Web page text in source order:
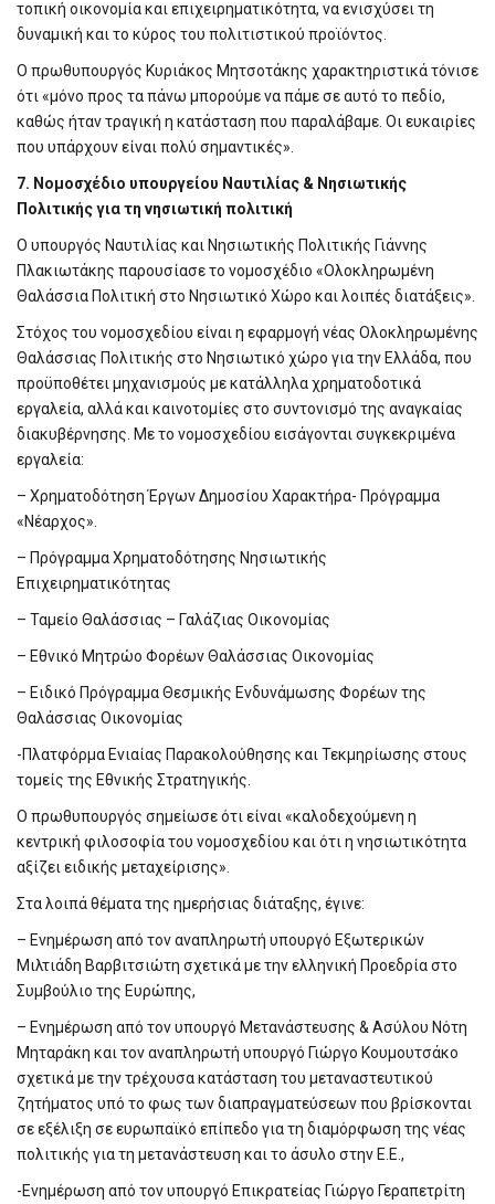
τοπική οικονομία και επιχειρηματικότητα, να ενισχύσει τη
δυναμική και το κύρος του πολιτιστικού προϊόντος.
Ο πρωθυπουργός Κυριάκος Μητσοτάκης χαρακτηριστικά τόνισε
ότι «μόνο προς τα πάνω μπορούμε να πάμε σε αυτό το πεδίο,
καθώς ήταν τραγική η κατάσταση που παραλάβαμε. Οι ευκαιρίες
που υπάρχουν είναι πολύ σημαντικές».
7. Νομοσχέδιο υπουργείου Ναυτιλίας & Νησιωτικής
Πολιτικής για τη νησιωτική πολιτική
Ο υπουργός Ναυτιλίας και Νησιωτικής Πολιτικής Γιάννης
Πλακιωτάκης παρουσίασε το νομοσχέδιο «Ολοκληρωμένη
Θαλάσσια Πολιτική στο Νησιωτικό Χώρο και λοιπές διατάξεις».
Στόχος του νομοσχεδίου είναι η εφαρμογή νέας Ολοκληρωμένης
Θαλάσσιας Πολιτικής στο Νησιωτικό χώρο για την Ελλάδα, που
προϋποθέτει μηχανισμούς με κατάλληλα χρηματοδοτικά
εργαλεία, αλλά και καινοτομίες στο συντονισμό της αναγκαίας
διακυβέρνησης. Με το νομοσχεδίου εισάγονται συγκεκριμένα
εργαλεία:
– Χρηματοδότηση Έργων Δημοσίου Χαρακτήρα- Πρόγραμμα
«Νέαρχος».
– Πρόγραμμα Χρηματοδότησης Νησιωτικής
Επιχειρηματικότητας
– Ταμείο Θαλάσσιας – Γαλάζιας Οικονομίας
– Εθνικό Μητρώο Φορέων Θαλάσσιας Οικονομίας
– Ειδικό Πρόγραμμα Θεσμικής Ενδυνάμωσης Φορέων της
Θαλάσσιας Οικονομίας
-Πλατφόρμα Ενιαίας Παρακολούθησης και Τεκμηρίωσης στους
τομείς της Εθνικής Στρατηγικής.
Ο πρωθυπουργός σημείωσε ότι είναι «καλοδεχούμενη η
κεντρική φιλοσοφία του νομοσχεδίου και ότι η νησιωτικότητα
αξίζει ειδικής μεταχείρισης».
Στα λοιπά θέματα της ημερήσιας διάταξης, έγινε:
– Ενημέρωση από τον αναπληρωτή υπουργό Εξωτερικών
Μιλτιάδη Βαρβιτσιώτη σχετικά με την ελληνική Προεδρία στο
Συμβούλιο της Ευρώπης,
– Ενημέρωση από τον υπουργό Μετανάστευσης & Ασύλου Νότη
Μηταράκη και τον αναπληρωτή υπουργό Γιώργο Κουμουτσάκο
σχετικά με την τρέχουσα κατάσταση του μεταναστευτικού
ζητήματος υπό το φως των διαπραγματεύσεων που βρίσκονται
σε εξέλιξη σε ευρωπαϊκό επίπεδο για τη διαμόρφωση της νέας
πολιτικής για τη μετανάστευση και το άσυλο στην Ε.Ε.,
-Ενημέρωση από τον υπουργό Επικρατείας Γιώργο Γεραπετρίτη